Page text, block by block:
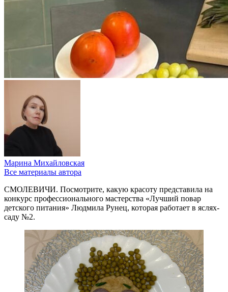
Марина Михайловская
Все материалы автора
СМОЛЕВИЧИ. Посмотрите, какую красоту представила на
конкурс профессионального мастерства «Лучший повар
детского питания» Людмила Рунец, которая работает в яслях-
саду №2.